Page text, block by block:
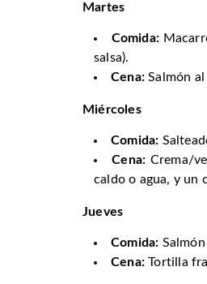
Martes
Comida:
salsa).
Cena: Salmón
Miércoles
Comida:
Cena: Crema/
caldo o agua, y un
Jueves
Comida:
Cena: Tortilla